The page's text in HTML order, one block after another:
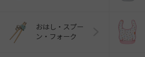
おはし・スプー
ン・フォーク